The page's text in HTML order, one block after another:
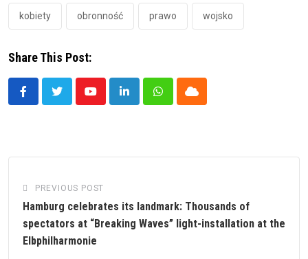
kobiety obronność prawo wojsko
Share This Post:
YoutubeLinkedInWhatsappCloud
PREVIOUS POST
Hamburg celebrates its landmark: Thousands of
spectators at “Breaking Waves” light-installation at the
Elbphilharmonie